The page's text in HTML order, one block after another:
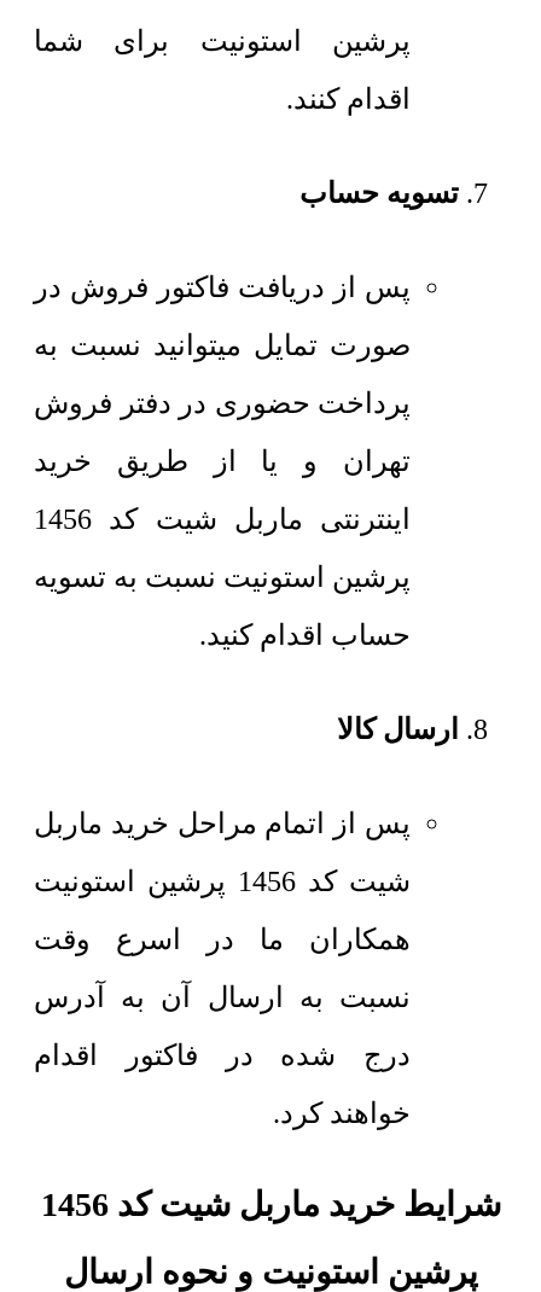
پرشین استونیت برای شما
اقدام کنند.
تسویه حساب
پس از دریافت فاکتور فروش در
صورت تمایل میتوانید نسبت به
پرداخت حضوری در دفتر فروش
تهران و یا از طریق خرید
اینترنتی ماربل شیت کد 1456
پرشین استونیت نسبت به تسویه
حساب اقدام کنید.
ارسال کالا
پس از اتمام مراحل خرید ماربل
شیت کد 1456 پرشین استونیت
همکاران ما در اسرع وقت
نسبت به ارسال آن به آدرس
درج شده در فاکتور اقدام
خواهند کرد.
شرایط خرید ماربل شیت کد 1456
پرشین استونیت و نحوه ارسال